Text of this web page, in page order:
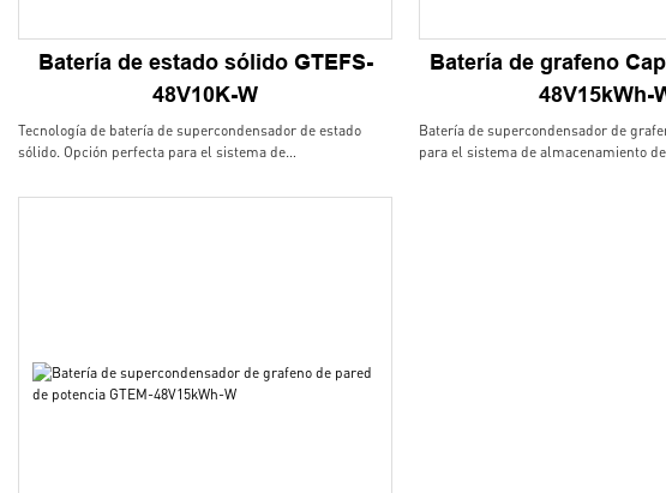
Batería de estado sólido GTEFS-
48V10K-W
Tecnología de batería de supercondensador de estado
sólido. Opción perfecta para el sistema de
estable y sin necesidad de mantenimiento trae mucha
Batería de grafeno
48V15kWh-
Batería de supercondensador de
para el sistema de almacenamiento